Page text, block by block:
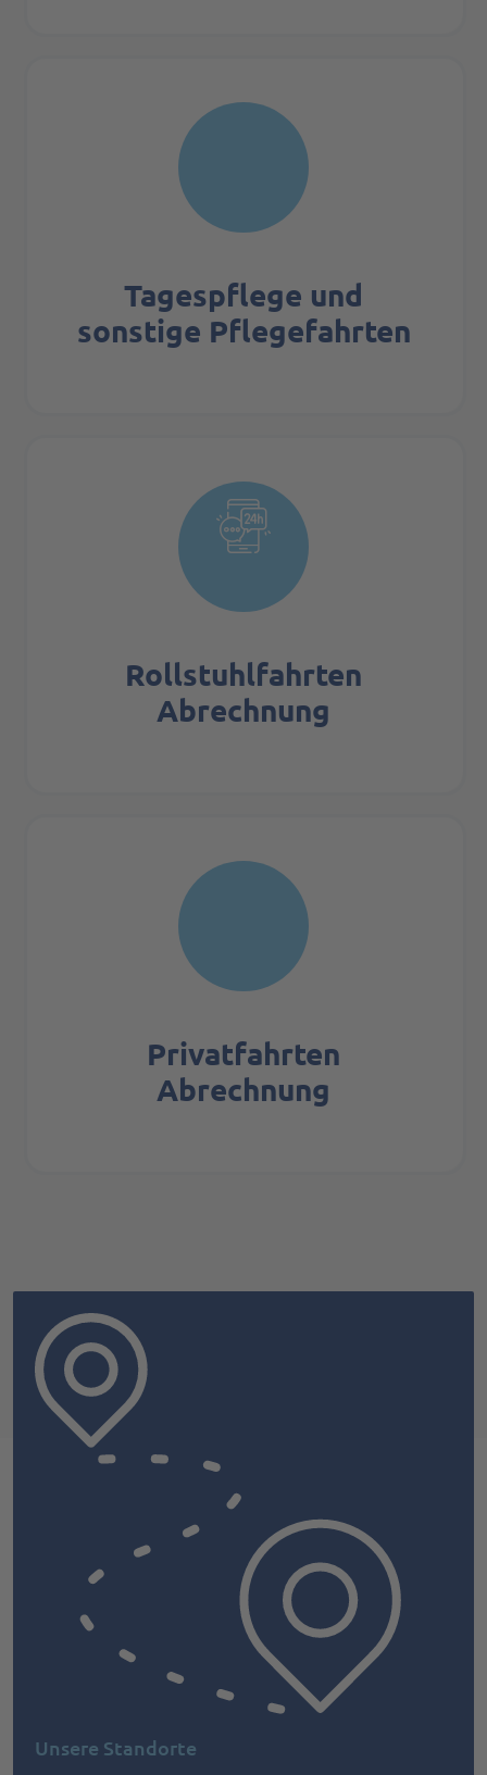
Tages­pflege und
sonstige Pflege­fahrten
Rollstuhl­fahrten
Abrechnung
Privat­fahrten
Abrechnung
Unsere Standorte